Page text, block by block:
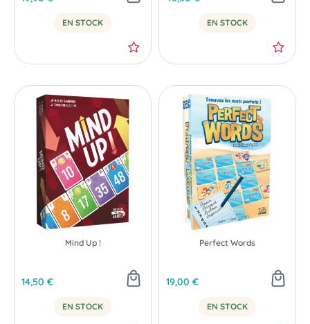
EN STOCK EN STOCK
Mind Up !
14,50 €
EN STOCK
Perfect Words
19,00 €
EN STOCK